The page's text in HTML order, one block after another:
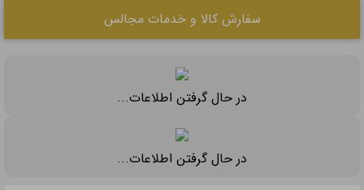
سفارش کالا و خدمات مجالس
در حال گرفتن اطلاعات...
در حال گرفتن اطلاعات...